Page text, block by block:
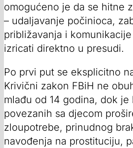
omogućeno je da se hitne
– udaljavanje počinioca,
približavanja i
izricati direktno u presudi.
Po prvi put se eksplicitno
Krivični zakon FBiH ne
mlađu od 14 godina, dok je
povezanih sa djecom
zloupotrebe, prinudnog
navođenja na prostituciju,